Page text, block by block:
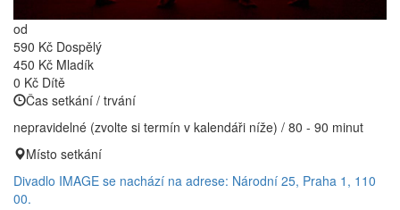
od
590 Kč Dospělý
450 Kč Mladík
0 Kč Dítě
Čas setkání / trvání
nepravidelné (zvolte si termín v kalendáři níže) / 80 - 90 minut
Místo setkání
Divadlo IMAGE se nachází na adrese: Národní 25, Praha 1, 110
00.